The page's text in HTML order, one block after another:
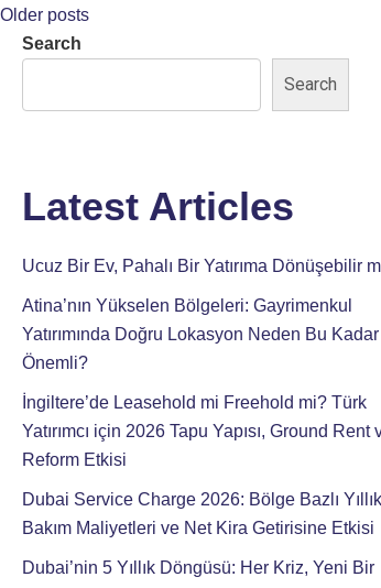
Text
navigation
Older posts
Search
Search
Latest Articles
Ucuz Bir Ev, Pahalı Bir Yatırıma Dönüşebilir
Atina’nın Yükselen Bölgeleri: Gayrimenkul
Yatırımında Doğru Lokasyon Neden Bu Kadar
Önemli?
İngiltere’de Leasehold mi Freehold mi? Türk
Yatırımcı için 2026 Tapu Yapısı, Ground Rent
Reform Etkisi
Dubai Service Charge 2026: Bölge Bazlı Yıllık
Bakım Maliyetleri ve Net Kira Getirisine Etkisi
Dubai’nin 5 Yıllık Döngüsü: Her Kriz, Yeni Bir